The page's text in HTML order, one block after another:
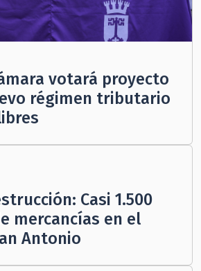
votará proyecto
régimen tributario
Casi 1.500
mercancías en el
Antonio